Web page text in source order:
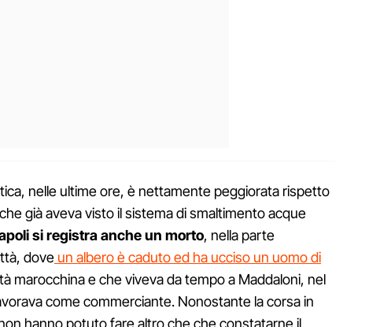
nelle ultime ore, è nettamente peggiorata rispetto
già aveva visto il sistema di smaltimento acque
si registra anche un morto, nella parte
dove un albero è caduto ed ha ucciso un uomo di
marocchina e che viveva da tempo a Maddaloni, nel
come commerciante. Nonostante la corsa in
hanno potuto fare altro che che constatarne il